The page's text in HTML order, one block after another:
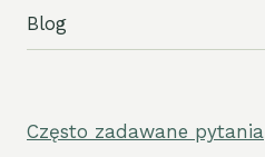
Blog
Często zadawane pytania